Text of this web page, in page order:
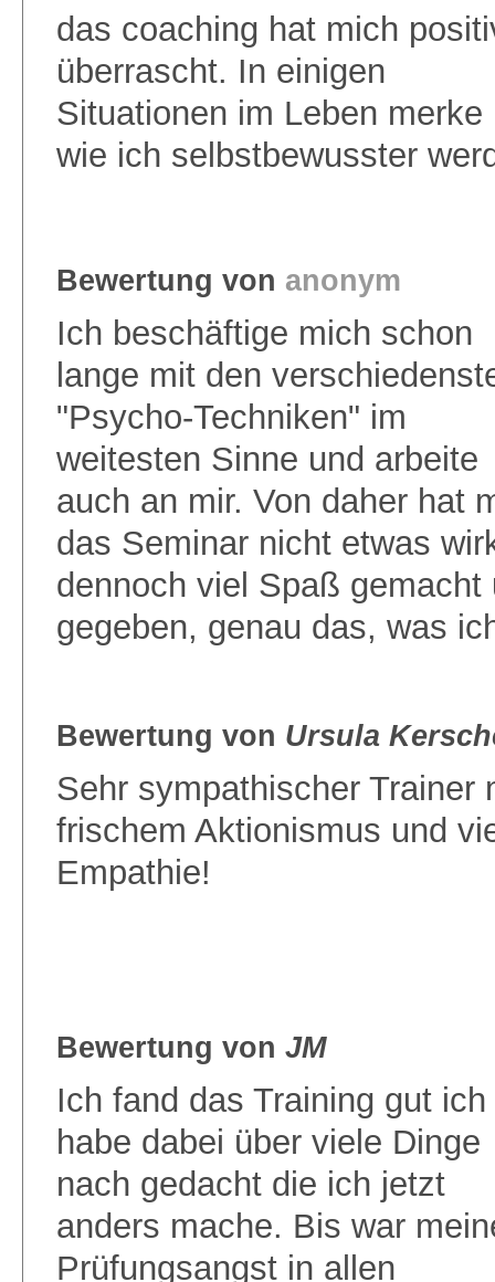
das coaching hat mich
überrascht. In einigen
Situationen im Leben merke
wie ich selbstbewusster
Bewertung von anonym
Ich beschäftige mich schon
lange mit den
"Psycho-Techniken" im
weitesten Sinne und arbeite
auch an mir. Von daher hat
das Seminar nicht etwas
dennoch viel Spaß
gegeben, genau das, was
Bewertung von Ursula
Sehr sympathischer Trainer
frischem Aktionismus und
Empathie!
Bewertung von JM
Ich fand das Training gut ich
habe dabei über viele Dinge
nach gedacht die ich jetzt
anders mache. Bis war
Prüfungsangst in allen